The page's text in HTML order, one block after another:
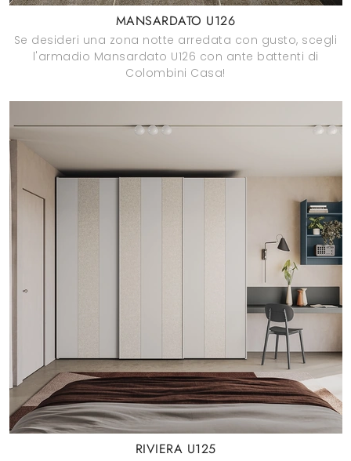
MANSARDATO U126
Se desideri una zona notte arredata con gusto, scegli
l'armadio Mansardato U126 con ante battenti di
Colombini Casa!
RIVIERA U125